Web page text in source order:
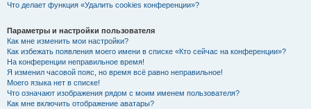
Что делает функция «Удалить cookies конференции»?
Параметры и настройки пользователя
Как мне изменить мои настройки?
Как избежать появления моего имени в списке «Кто сейчас на конференции»?
На конференции неправильное время!
Я изменил часовой пояс, но время всё равно неправильное!
Моего языка нет в списке!
Что означают изображения рядом с моим именем пользователя?
Как мне включить отображение аватары?